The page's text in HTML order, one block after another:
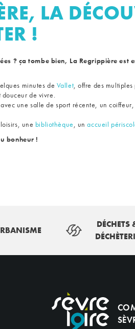
LA
!
? ça tombe bien, La Regrippière est
minutes de Vallet, offre des
douceur de vivre.
une salle de sport récente, un
une bibliothèque, unaccueil
bonheur !
DÉCHETS